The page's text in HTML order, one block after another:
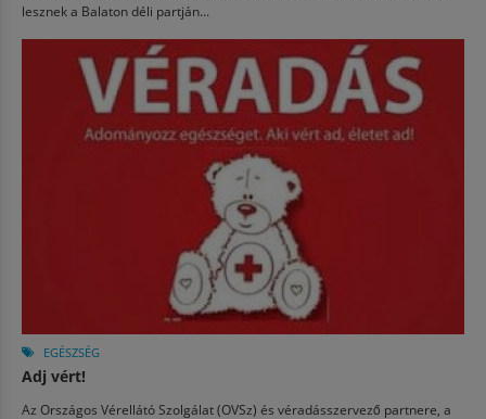
lesznek a Balaton déli partján...
EGÉSZSÉG
Adj vért!
Az Országos Vérellátó Szolgálat (OVSz) és véradásszervező partnere, a